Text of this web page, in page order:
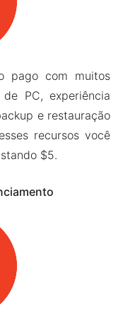
pago com muitos
PC, experiência
e restauração
recursos você
$5.